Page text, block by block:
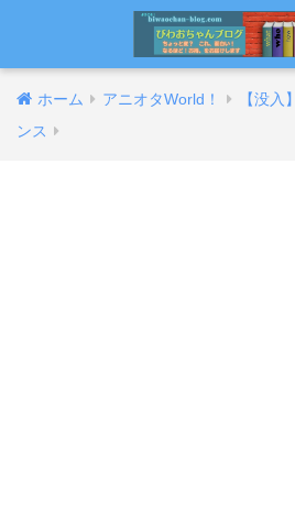
ホーム アニオタWorld！
【没
ンス